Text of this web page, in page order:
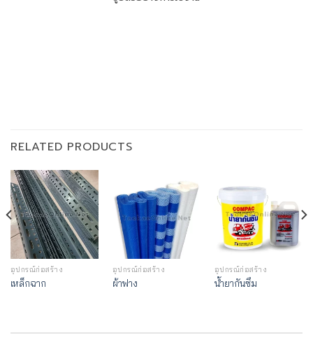
RELATED PRODUCTS
อุปกรณ์ก่อสร้าง
เหล็กฉาก
อุปกรณ์ก่อสร้าง
ผ้าฟาง
อุปกรณ์ก่อสร้าง
น้ำยากันซึม